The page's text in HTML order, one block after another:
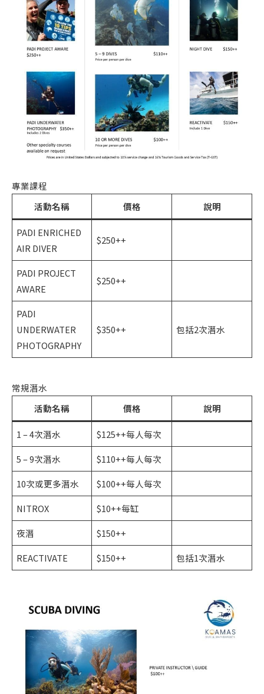
專業課程
活動名稱
價格 說明
PADI ENRICHED
AIR DIVER
$250++
PADI PROJECT
AWARE
$250++
PADI
UNDERWATER
PHOTOGRAPHY
$350++ 包括2次潛水
常規潛水
活動名稱
價格 說明
1 – 4次潛水
$125++每人每次
5 – 9次潛水
$110++每人每次
10次或更多潛水
$100++每人每次
NITROX
$10++每缸
夜潛
$150++
REACTIVATE
$150++ 包括1次潛水